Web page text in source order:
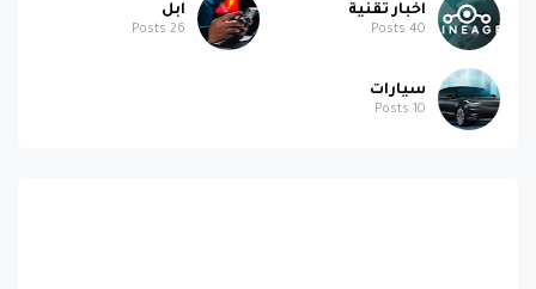
اخبار تقنية
40
ابل
26
سيارات
10